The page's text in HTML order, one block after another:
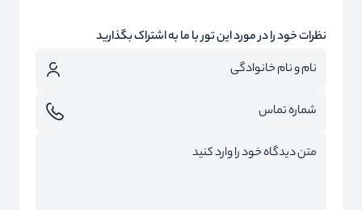
نظرات خود را در مورد این تور با ما به اشتراک بگذارید